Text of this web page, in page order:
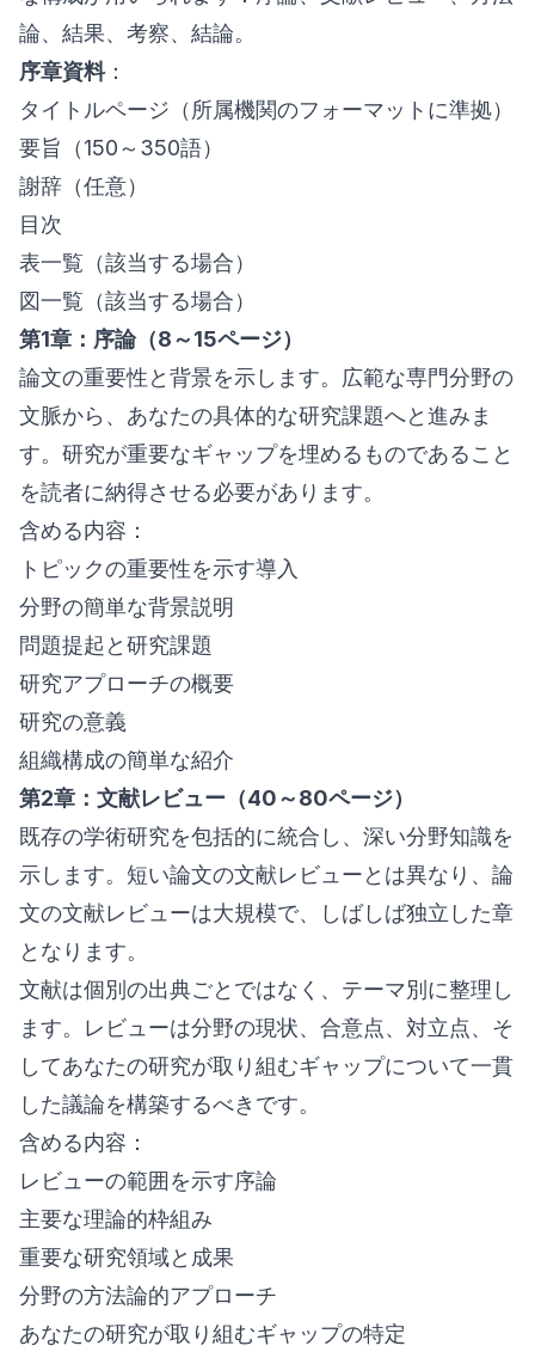
論、結果、考察、結論。
序章資料：
タイトルページ（所属機関のフォーマットに準拠）
要旨（150～350語）
謝辞（任意）
目次
表一覧（該当する場合）
図一覧（該当する場合）
第1章：序論（8～15ページ）
論文の重要性と背景を示します。広範な専門分野の
文脈から、あなたの具体的な研究課題へと進みま
す。研究が重要なギャップを埋めるものであること
を読者に納得させる必要があります。
含める内容：
トピックの重要性を示す導入
分野の簡単な背景説明
問題提起と研究課題
研究アプローチの概要
研究の意義
組織構成の簡単な紹介
第2章：文献レビュー（40～80ページ）
既存の学術研究を包括的に統合し、深い分野知識を
示します。短い論文の文献レビューとは異なり、論
文の文献レビューは大規模で、しばしば独立した章
となります。
文献は個別の出典ごとではなく、テーマ別に整理し
ます。レビューは分野の現状、合意点、対立点、そ
してあなたの研究が取り組むギャップについて一貫
した議論を構築するべきです。
含める内容：
レビューの範囲を示す序論
主要な理論的枠組み
重要な研究領域と成果
分野の方法論的アプローチ
あなたの研究が取り組むギャップの特定